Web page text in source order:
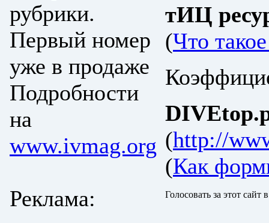
рубрики.
Первый номер
уже в продаже
Подробности
на
www.ivmag.org
Реклама:
тИЦ
(Что
(http://
(Как
Голосовать за этот сайт